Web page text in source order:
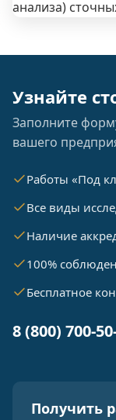
Узнайте
Заполните
вашего
Работы «Под
Все виды
Наличие
100%
Бесплатное
8 (800) 700-
Получить